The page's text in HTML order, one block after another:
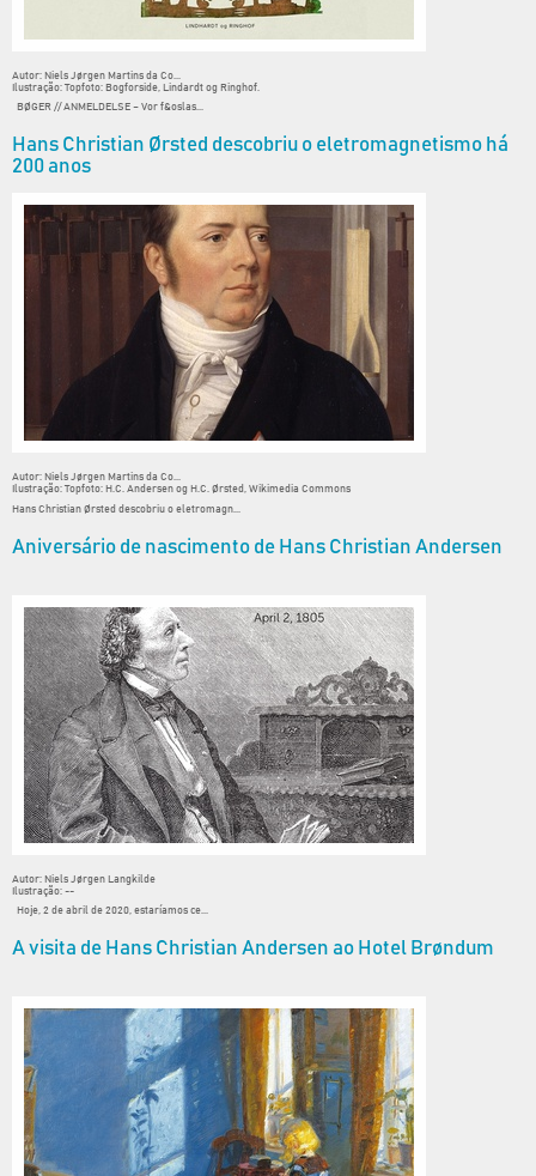
Autor: Niels Jørgen Martins da Co...
Ilustração: Topfoto: Bogforside, Lindardt og Ringhof.
BØGER // ANMELDELSE – Vor f&oslas...
Hans Christian Ørsted descobriu o eletromagnetismo há
200 anos
Autor: Niels Jørgen Martins da Co...
Ilustração: Topfoto: H.C. Andersen og H.C. Ørsted, Wikimedia Commons
Hans Christian Ørsted descobriu o eletromagn...
Aniversário de nascimento de Hans Christian Andersen
Autor: Niels Jørgen Langkilde
Ilustração: --
Hoje, 2 de abril de 2020, estaríamos ce...
A visita de Hans Christian Andersen ao Hotel Brøndum